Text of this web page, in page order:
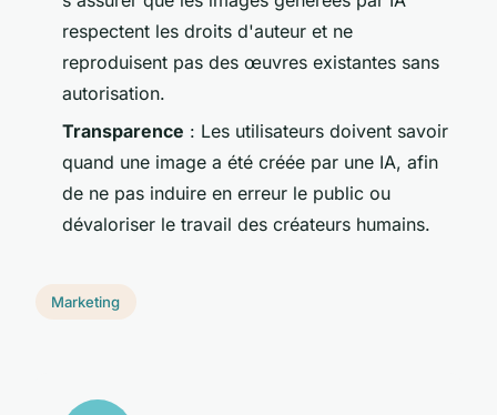
respectent les droits d'auteur et ne
reproduisent pas des œuvres existantes sans
autorisation.
Transparence : Les utilisateurs doivent savoir
quand une image a été créée par une IA, afin
de ne pas induire en erreur le public ou
dévaloriser le travail des créateurs humains.
Marketing